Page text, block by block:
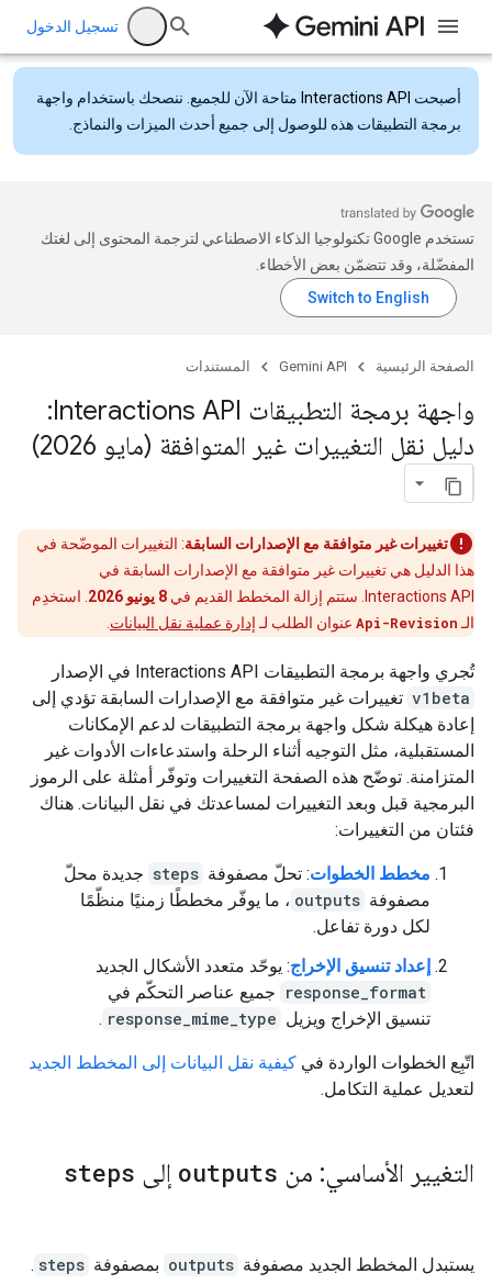
تسجيل الدخول
أصبحت Interactions API متاحة الآن للجميع. ننصحك باستخدام واجهة
برمجة التطبيقات هذه للوصول إلى جميع أحدث الميزات والنماذج.
تستخدم Google تكنولوجيا الذكاء الاصطناعي لترجمة المحتوى إلى لغتك
المفضّلة، وقد تتضمّن بعض الأخطاء.
الصفحة الرئيسية Gemini API المستندات
واجهة برمجة التطبيقات Interactions API:
دليل نقل التغييرات غير المتوافقة (مايو 2026)
تغييرات غير متوافقة مع الإصدارات السابقة: التغييرات الموضّحة في
هذا الدليل هي تغييرات غير متوافقة مع الإصدارات السابقة في
Interactions API. ستتم إزالة المخطط القديم في
8 يونيو 2026
. استخدِم
الـ Api-Revision عنوان الطلب لـ إدارة عملية نقل البيانات
تُجري واجهة برمجة التطبيقات Interactions API في الإصدار
v1beta تغييرات غير متوافقة مع الإصدارات السابقة تؤدي إلى
إعادة هيكلة شكل واجهة برمجة التطبيقات لدعم الإمكانات
المستقبلية، مثل التوجيه أثناء الرحلة واستدعاءات الأدوات غير
المتزامنة. توضّح هذه الصفحة التغييرات وتوفّر أمثلة على الرموز
البرمجية قبل وبعد التغييرات لمساعدتك في نقل البيانات. هناك
فئتان من التغييرات:
مخطط الخطوات: تحلّ مصفوفة steps جديدة محلّ
مصفوفة outputs ، ما يوفّر مخططًا زمنيًا منظّمًا
لكل دورة تفاعل.
إعداد تنسيق الإخراج: يوحّد متعدد الأشكال الجديد
response_format جميع عناصر التحكّم في
تنسيق الإخراج ويزيل response_mime_type
.
اتّبِع الخطوات الواردة في كيفية نقل البيانات إلى المخطط الجديد
لتعديل عملية التكامل.
التغيير الأساسي: من outputs إلى steps
يستبدل المخطط الجديد مصفوفة outputs بمصفوفة steps
.